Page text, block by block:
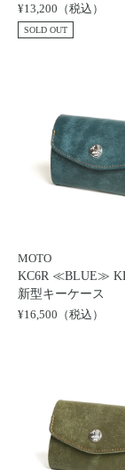
¥13,200（税込）
SOLD OUT
MOTO
KC6R ≪BLUE≫
新型キーケース
¥16,500（税込）